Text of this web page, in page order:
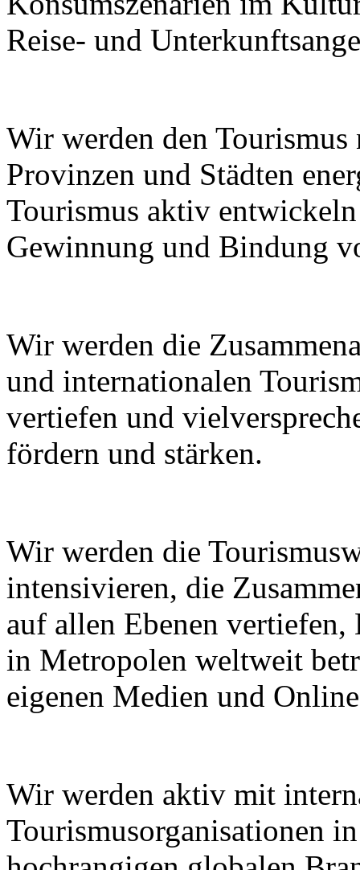
Reise- und
Wir werden den Tourismus
Provinzen und Städten
Tourismus aktiv
Gewinnung und Bindung
Wir werden die
und internationalen
vertiefen und
fördern und stärken.
Wir werden die
intensivieren, die
auf allen Ebenen
in Metropolen weltweit
eigenen Medien und
Wir werden aktiv mit
Tourismusorganisationen